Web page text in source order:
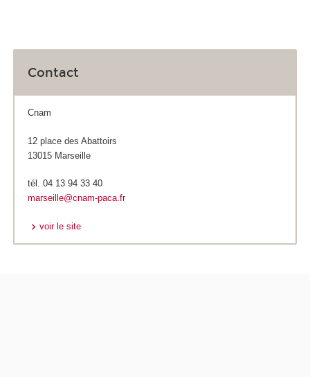
Contact
Cnam
12 place des Abattoirs
13015 Marseille
tél. 04 13 94 33 40
marseille@cnam-paca.fr
voir le site